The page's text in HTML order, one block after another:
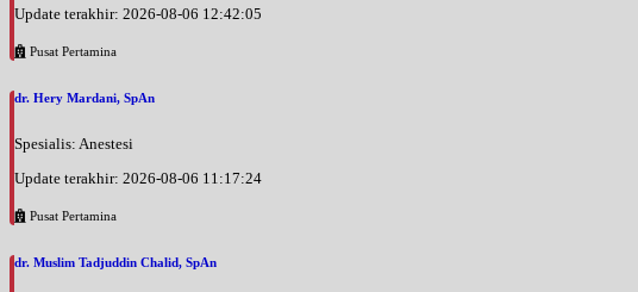
Update terakhir: 2026-08-06 12:42:05
Pusat Pertamina
dr. Hery Mardani, SpAn
Spesialis: Anestesi
Update terakhir: 2026-08-06 11:17:24
Pusat Pertamina
dr. Muslim Tadjuddin Chalid, SpAn